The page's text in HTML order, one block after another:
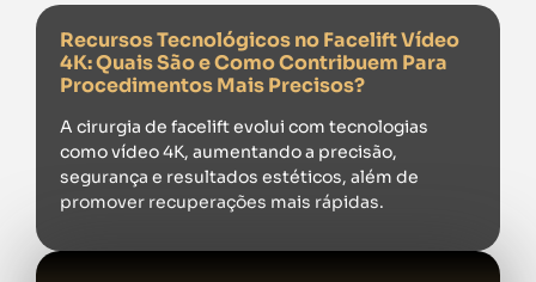
Recursos Tecnológicos no Facelift Vídeo
4K: Quais São e Como Contribuem Para
Procedimentos Mais Precisos?
A cirurgia de facelift evolui com tecnologias
como vídeo 4K, aumentando a precisão,
segurança e resultados estéticos, além de
promover recuperações mais rápidas.